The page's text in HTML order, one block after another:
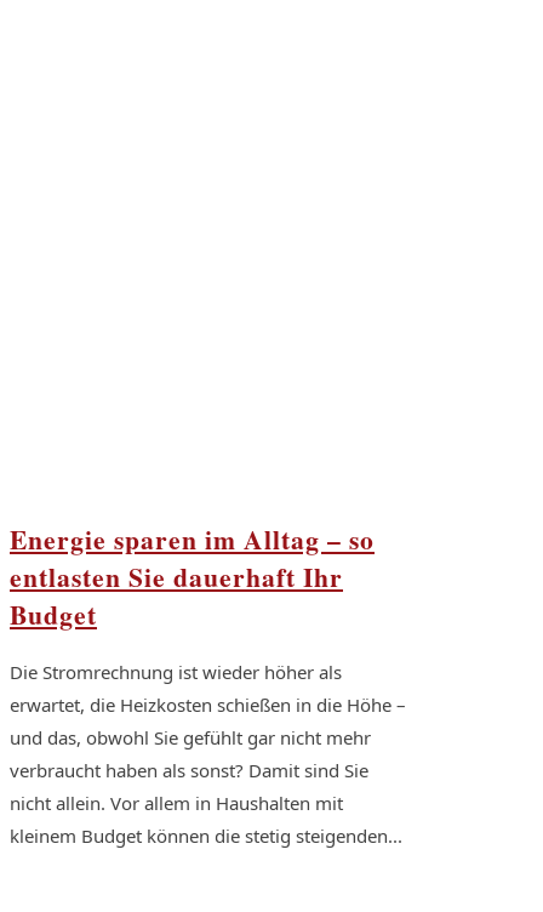
Energie sparen im Alltag – so
entlasten Sie dauerhaft Ihr
Budget
Die Stromrechnung ist wieder höher als
erwartet, die Heizkosten schießen in die Höhe –
und das, obwohl Sie gefühlt gar nicht mehr
verbraucht haben als sonst? Damit sind Sie
nicht allein. Vor allem in Haushalten mit
kleinem Budget können die stetig steigenden...